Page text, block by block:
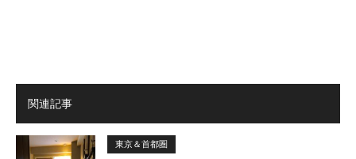
関連記事
東京＆首都圏